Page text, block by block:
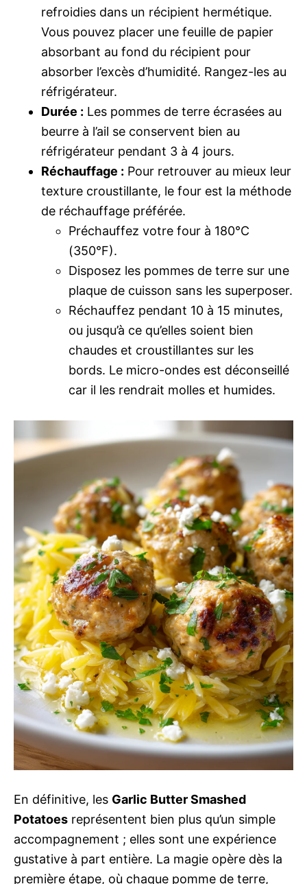
refroidies dans un récipient hermétique.
Vous pouvez placer une feuille de papier
absorbant au fond du récipient pour
absorber l’excès d’humidité. Rangez-les au
réfrigérateur.
Durée : Les pommes de terre écrasées au
beurre à l’ail se conservent bien au
réfrigérateur pendant 3 à 4 jours.
Réchauffage : Pour retrouver au mieux leur
texture croustillante, le four est la méthode
de réchauffage préférée.
Préchauffez votre four à 180°C
(350°F).
Disposez les pommes de terre sur une
plaque de cuisson sans les superposer.
Réchauffez pendant 10 à 15 minutes,
ou jusqu’à ce qu’elles soient bien
chaudes et croustillantes sur les
bords. Le micro-ondes est déconseillé
car il les rendrait molles et humides.
En définitive, les Garlic Butter Smashed
Potatoes représentent bien plus qu’un simple
accompagnement ; elles sont une expérience
gustative à part entière. La magie opère dès la
première étape, où chaque pomme de terre,